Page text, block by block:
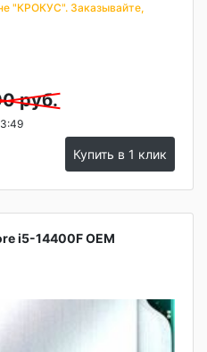
"КРОКУС". Заказывайте,
руб.
Купить в 1 клик
i5-14400F OEM